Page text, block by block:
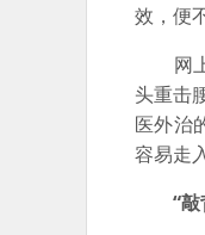
效，便
网上
头重击
医外治
容易走
“